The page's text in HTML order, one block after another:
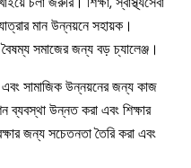
মান উন্নয়নে সহায়ক।
সমাজের জন্য বড় চ্যালেঞ্জ।
এবং সামাজিক উন্নয়নের জন্য কাজ
ব্যবস্থা উন্নত করা এবং শিক্ষার
জন্য সচেতনতা তৈরি করা এবং